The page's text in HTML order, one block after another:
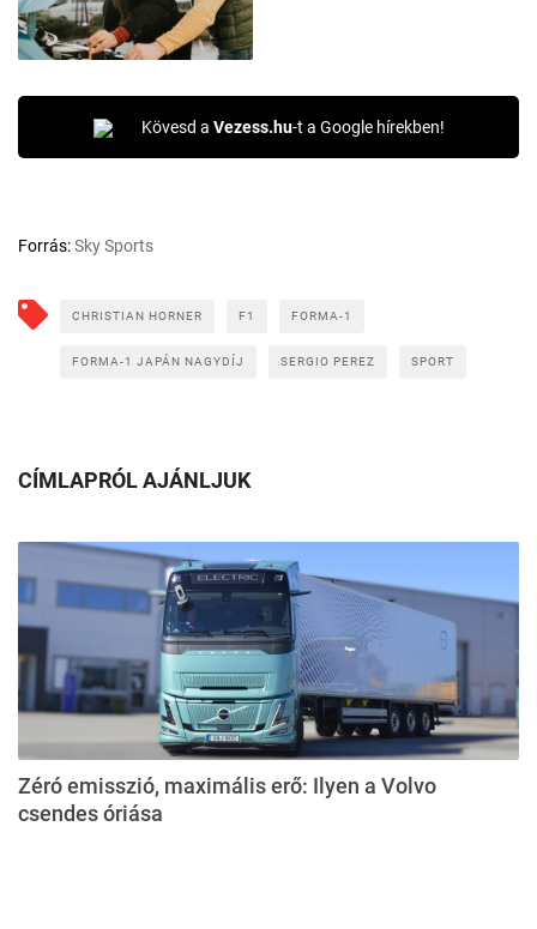
Kövesd a Vezess.hu-t a Google hírekben!
Forrás:Sky Sports
CHRISTIAN HORNER F1 FORMA-1
FORMA-1 JAPÁN NAGYDÍJ SERGIO PEREZ SPORT
CÍMLAPRÓL AJÁNLJUK
Zéró emisszió, maximális erő: Ilyen a Volvo
csendes óriása